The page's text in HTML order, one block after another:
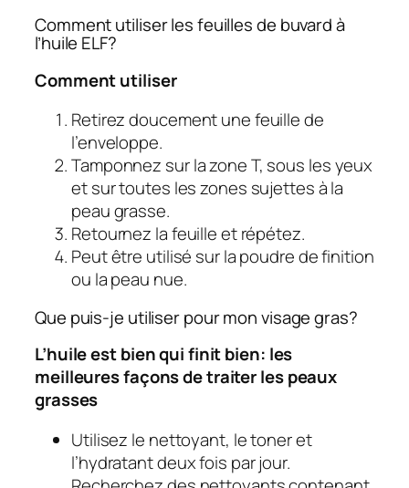
Comment utiliser les feuilles de buvard à
l’huile ELF?
Comment utiliser
Retirez doucement une feuille de
l’enveloppe.
Tamponnez sur la zone T, sous les yeux
et sur toutes les zones sujettes à la
peau grasse.
Retournez la feuille et répétez.
Peut être utilisé sur la poudre de finition
ou la peau nue.
Que puis-je utiliser pour mon visage gras?
L’huile est bien qui finit bien: les
meilleures façons de traiter les peaux
grasses
Utilisez le nettoyant, le toner et
l’hydratant deux fois par jour.